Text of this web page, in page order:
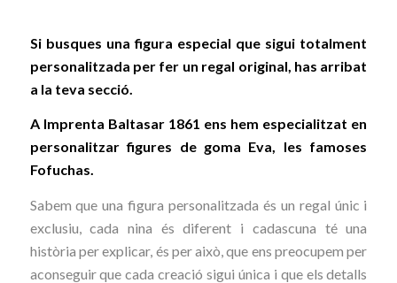
Si busques una figura especial que sigui totalment
personalitzada per fer un regal original, has arribat
a la teva secció.
A Imprenta Baltasar 1861 ens hem especialitzat en
personalitzar figures de goma Eva, les famoses
Fofuchas.
Sabem que una figura personalitzada és un regal únic i
exclusiu, cada nina és diferent i cadascuna té una
història per explicar, és per això, que ens preocupem per
aconseguir que cada creació sigui única i que els detalls